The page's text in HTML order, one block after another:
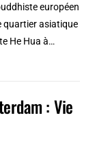
européen
quartier asiatique
He Hua à…
: Vie